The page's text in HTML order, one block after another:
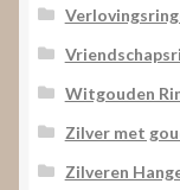
Witgouden
Zilver met
Zilveren